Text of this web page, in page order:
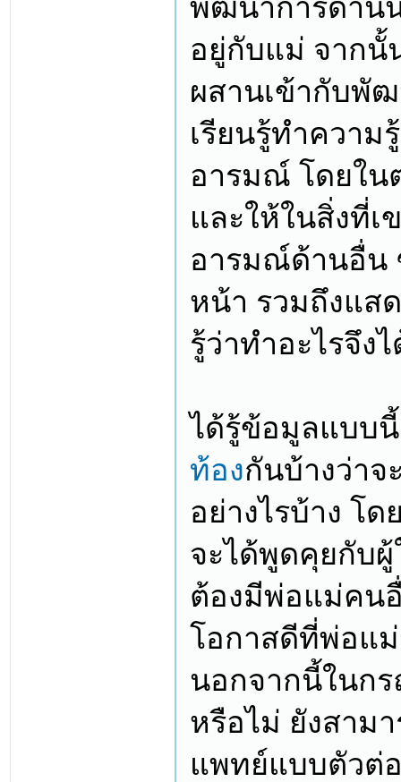
พัฒนาการด้าน
อยู่กับแม่ จาก
ผสานเข้ากับพัฒ
เรียนรู้ทำความ
อารมณ์ โดยใน
และให้ในสิ่งที่เ
อารมณ์ด้านอื่น
หน้า รวมถึงแส
รู้ว่าทำอะไรจึง
ได้รู้ข้อมูลแบบ
ท้องกันบ้างว่าจ
อย่างไรบ้าง โ
จะได้พูดคุยกับ
ต้องมีพ่อแม่คน
โอกาสดีที่พ่อแ
นอกจากนี้ในก
หรือไม่ ยังสาม
แพทย์แบบตัวต่